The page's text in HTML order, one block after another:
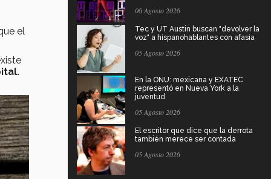
el
06 Agosto 2026
Tec y UT Austin buscan "devolver la
voz" a hispanohablantes con afasia
05 Agosto 2026
En la ONU: mexicana y EXATEC
representó en Nueva York a la
juventud
05 Agosto 2026
El escritor que dice que la derrota
también merece ser contada
05 Agosto 2026